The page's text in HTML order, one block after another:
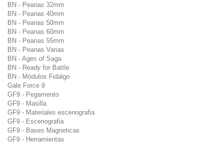
BN - Peanas 32mm
BN - Peanas 40mm
BN - Peanas 50mm
BN - Peanas 60mm
BN - Peanas 55mm
BN - Peanas Varias
BN - Ages of Saga
BN - Ready for Battle
BN - Módulos Fidalgo
Gale Force 9
GF9 - Pegamento
GF9 - Masilla
GF9 - Materiales escenografia
GF9 - Escenografia
GF9 - Bases Magneticas
GF9 - Herramientas